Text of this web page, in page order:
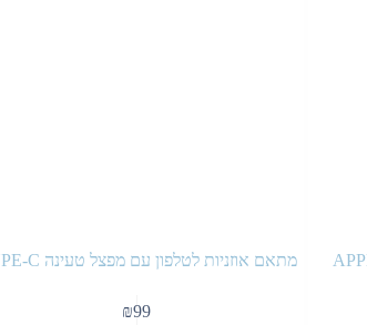
מתאם אוזניות לטלפון עם מפצל טעינה TYPE-C
₪99